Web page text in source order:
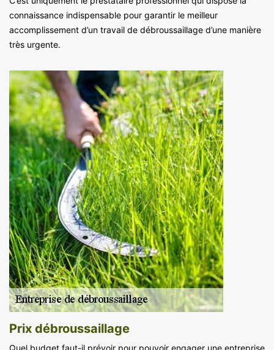
connaissance indispensable pour garantir le meilleur
accomplissement d’un travail de débroussaillage d’une manière
très urgente.
Prix débroussaillage
Quel budget faut-il prévoir pour pouvoir engager une entreprise